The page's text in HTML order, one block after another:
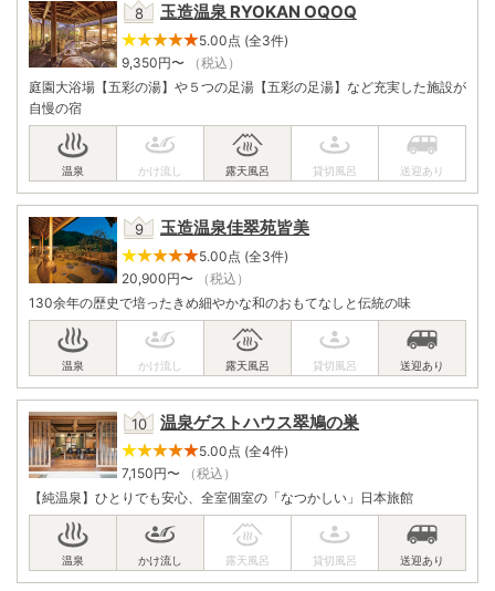
玉造温泉 RYOKAN OQOQ
5.00点 (全3件)
9,350円〜
（税込）
庭園大浴場【五彩の湯】や５つの足湯【五彩の足湯】など充実した施設が
自慢の宿
玉造温泉佳翠苑皆美
5.00点 (全3件)
20,900円〜
（税込）
130余年の歴史で培ったきめ細やかな和のおもてなしと伝統の味
温泉ゲストハウス翠鳩の巣
5.00点 (全4件)
7,150円〜
（税込）
【純温泉】ひとりでも安心、全室個室の「なつかしい」日本旅館